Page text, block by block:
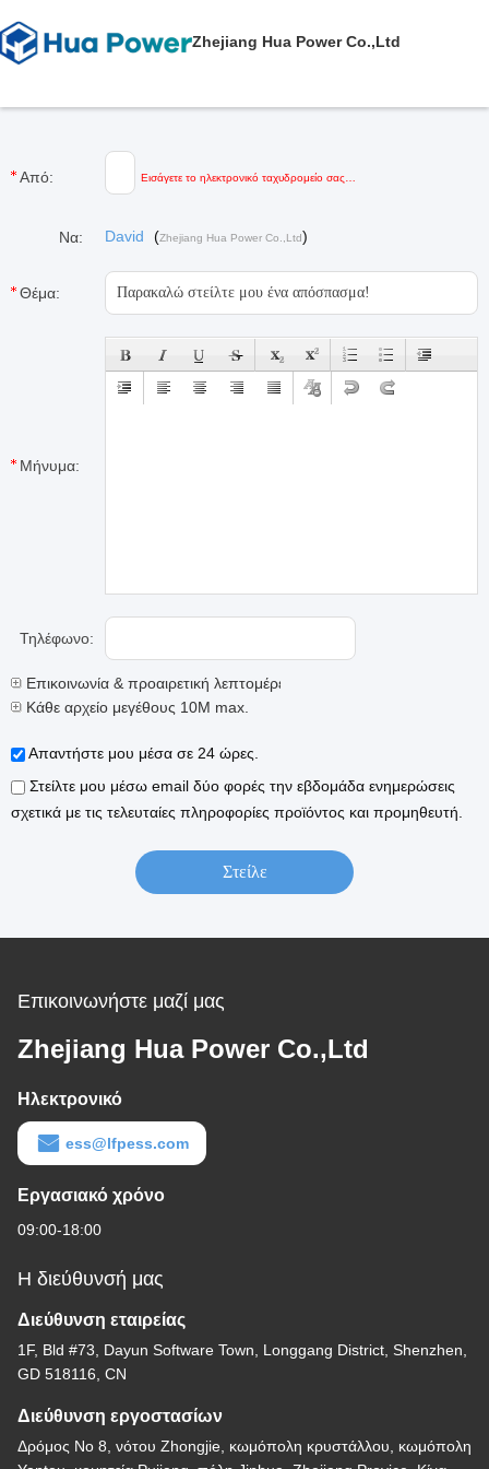
Zhejiang Hua Power Co.,Ltd
Από: Εισάγετε το ηλεκτρονικό ταχυδρομείο σας…
Να: David (Zhejiang Hua Power Co.,Ltd)
Θέμα:
Μήνυμα:
Τηλέφωνο:
Επικοινωνία & προαιρετική λεπτομέρειες
Κάθε αρχείο μεγέθους 10M max.
Απαντήστε μου μέσα σε 24 ώρες.
Στείλτε μου μέσω email δύο φορές την εβδομάδα ενημερώσεις
σχετικά με τις τελευταίες πληροφορίες προϊόντος και προμηθευτή.
Επικοινωνήστε μαζί μας
Zhejiang Hua Power Co.,Ltd
Ηλεκτρονικό
ess@lfpess.com
Εργασιακό χρόνο
09:00-18:00
Η διεύθυνσή μας
Διεύθυνση εταιρείας
1F, Bld #73, Dayun Software Town, Longgang District, Shenzhen,
GD 518116, CN
Διεύθυνση εργοστασίων
Δρόμος Νο 8, νότου Zhongjie, κωμόπολη κρυστάλλου, κωμόπολη